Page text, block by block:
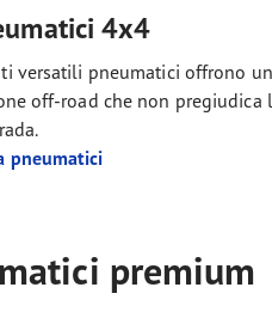
4x4
versatili pneumatici offrono
off-road che non pregiudica
pneumatici
premium